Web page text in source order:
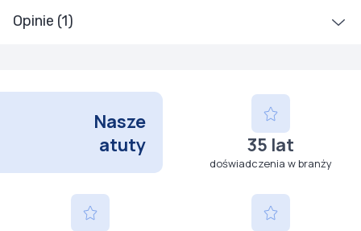
Opinie (1)
Nasze
atuty
35 lat
doświadczenia w branży